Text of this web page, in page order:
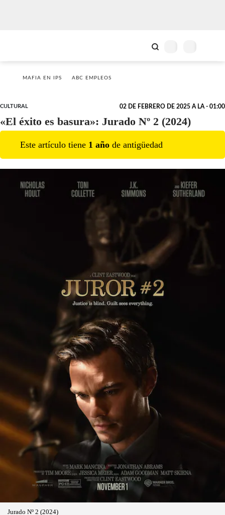
MAFIA EN IPS ABC EMPLEOS
CULTURAL 02 DE FEBRERO DE 2025 A LA - 01:00
«El éxito es basura»: Jurado Nº 2 (2024)
Este artículo tiene 1 año de antigüedad
Jurado Nº 2 (2024)